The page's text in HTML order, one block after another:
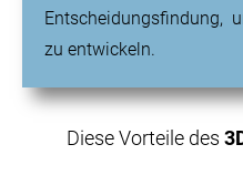
Entscheidungsfindung,
zu entwickeln.
Diese Vorteile des